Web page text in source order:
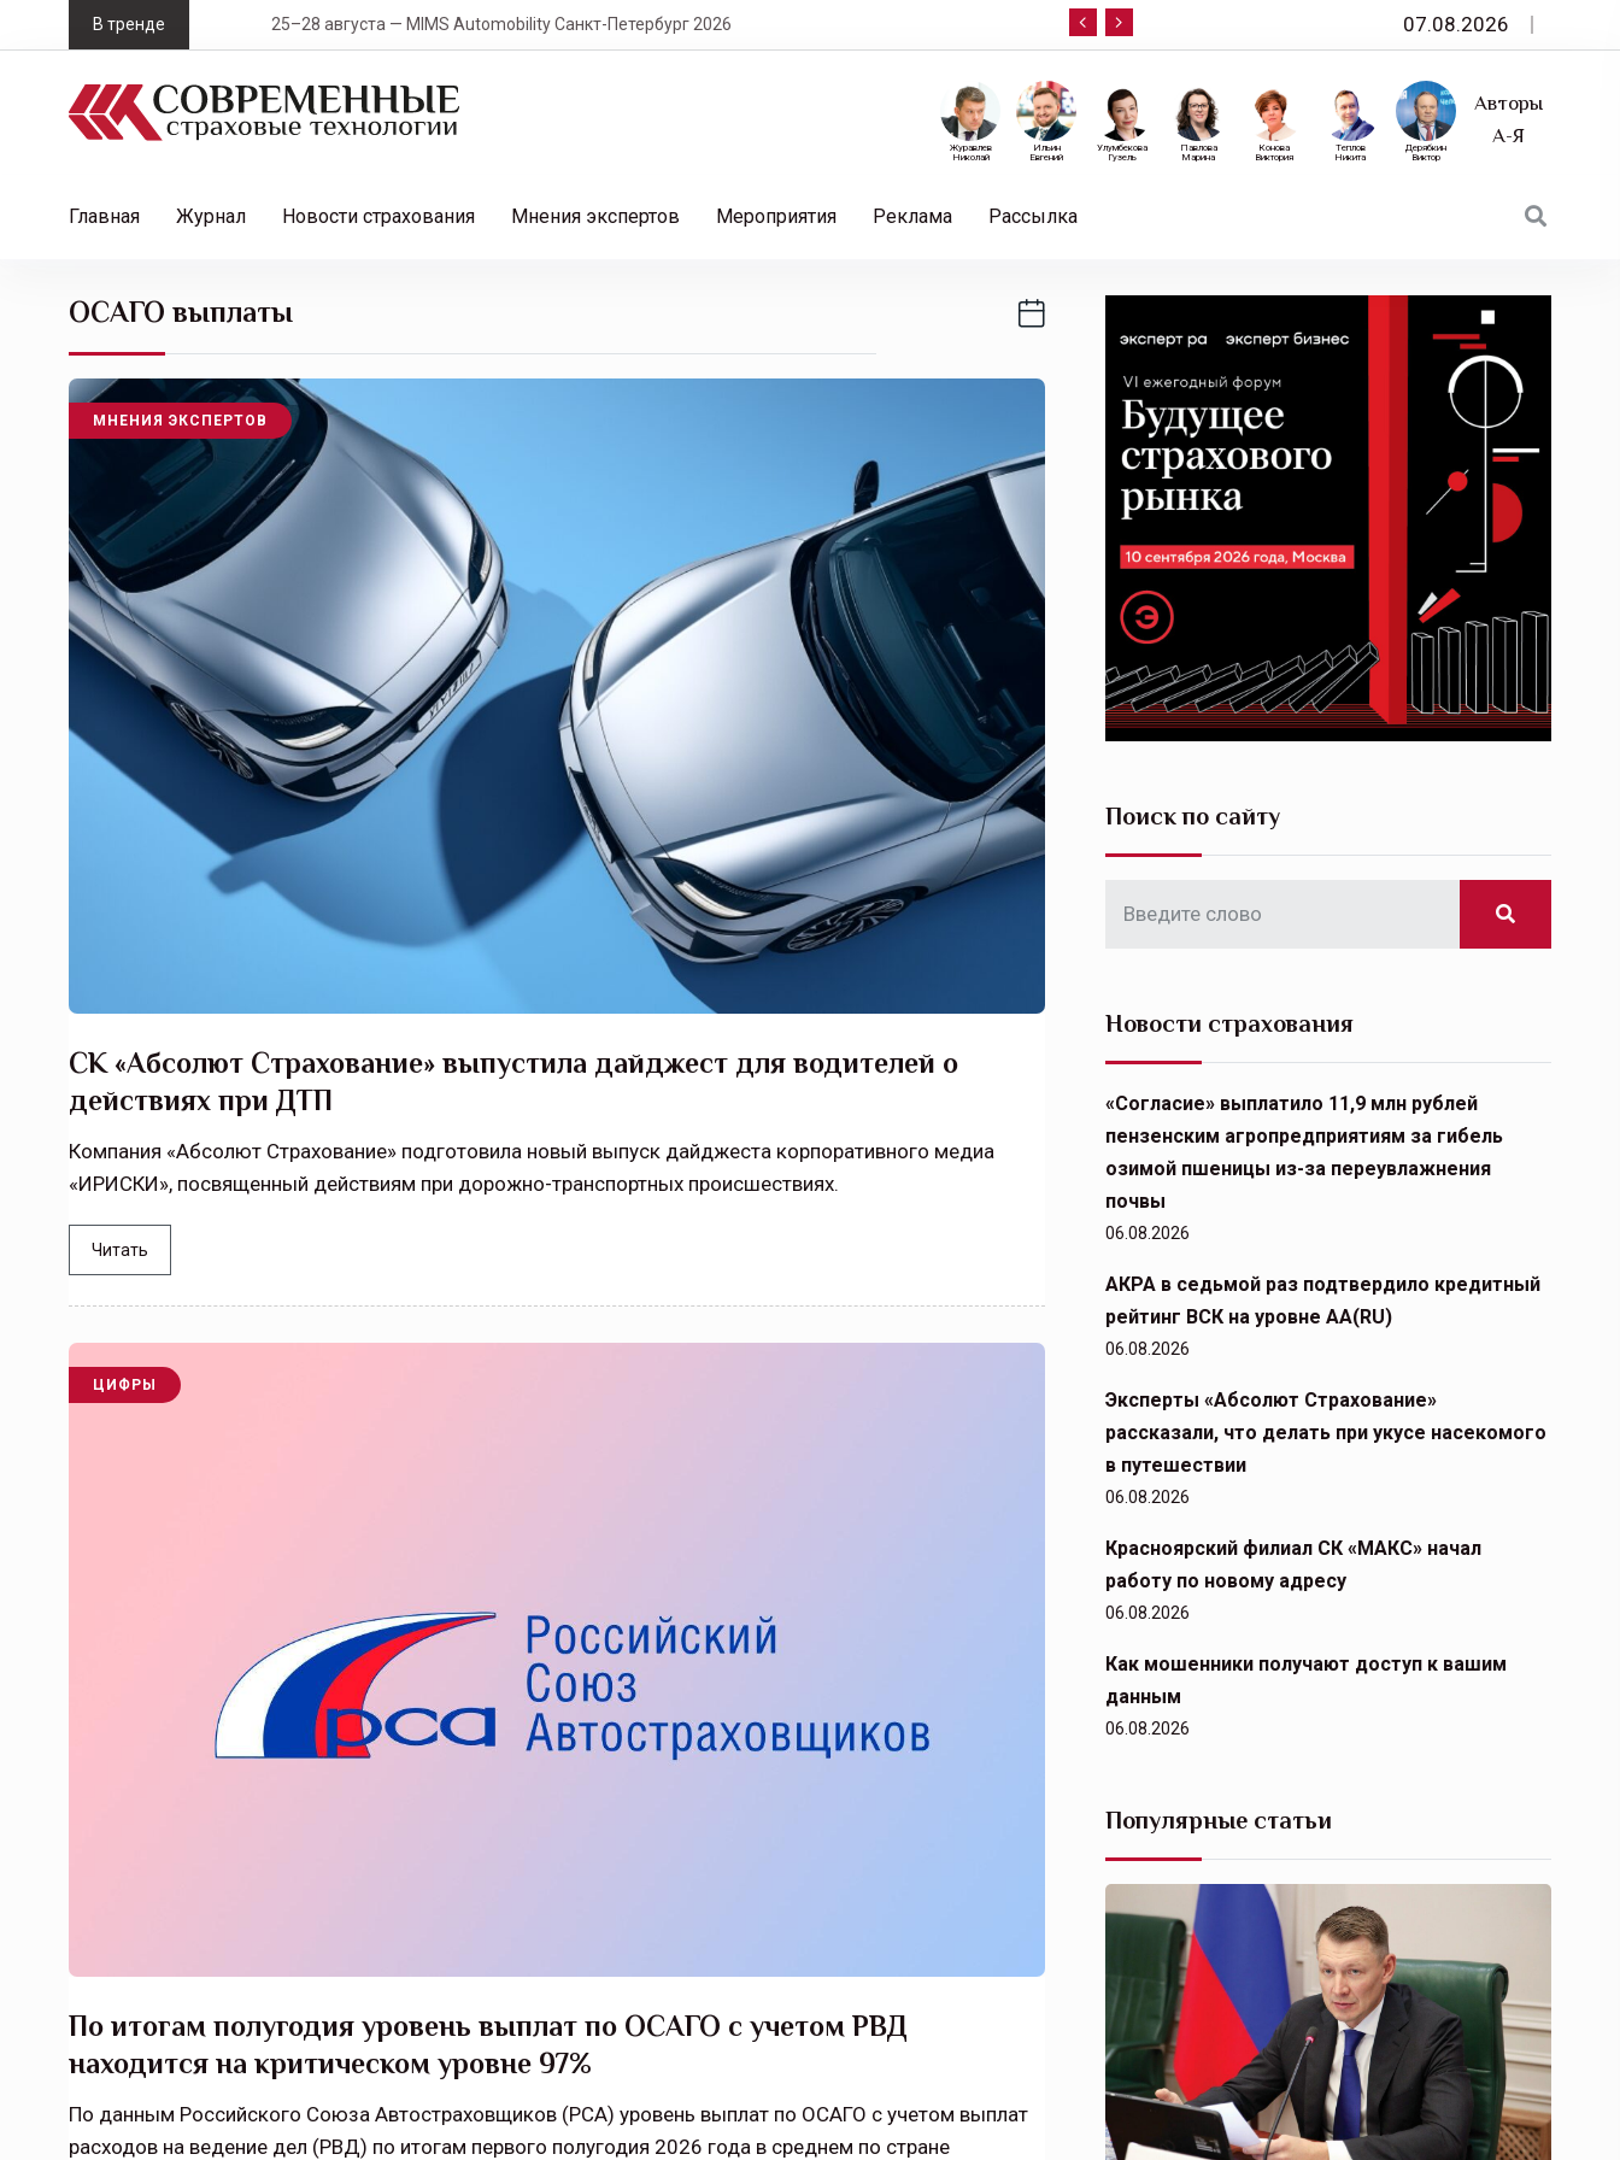
k
В тренде 25–28 августа — MIMS Automobility Санкт-Петербург 2026 10 сентября — «Эксперт РА» приглашает на
07.08.2026
Авторы
А-Я
Дерябкин
Виктор
Теплов
Никита
Конова
Виктория
Павлова
Марина
Улумбекова
Гузель
Ильин
Евгений
Журавлев
Николай
Главная Журнал Новости страхования Мнения экспертов Мероприятия Реклама Рассылка
ОСАГО выплаты
МНЕНИЯ ЭКСПЕРТОВ
СК «Абсолют Страхование» выпустила дайджест для водителей о
действиях при ДТП
Компания «Абсолют Страхование» подготовила новый выпуск дайджеста корпоративного медиа
«ИРИСКИ», посвященный действиям при дорожно-транспортных происшествиях.
Читать
ЦИФРЫ
По итогам полугодия уровень выплат по ОСАГО с учетом РВД
находится на критическом уровне 97%
По данным Российского Союза Автостраховщиков (РСА) уровень выплат по ОСАГО с учетом выплат
расходов на ведение дел (РВД) по итогам первого полугодия 2026 года в среднем по стране
Поиск по сайту
Новости страхования
«Согласие» выплатило 11,9 млн рублей
пензенским агропредприятиям за гибель
озимой пшеницы из-за переувлажнения
почвы
06.08.2026
АКРА в седьмой раз подтвердило кредитный
рейтинг ВСК на уровне АА(RU)
06.08.2026
Эксперты «Абсолют Страхование»
рассказали, что делать при укусе насекомого
в путешествии
06.08.2026
Красноярский филиал СК «МАКС» начал
работу по новому адресу
06.08.2026
Как мошенники получают доступ к вашим
данным
06.08.2026
Популярные статьи